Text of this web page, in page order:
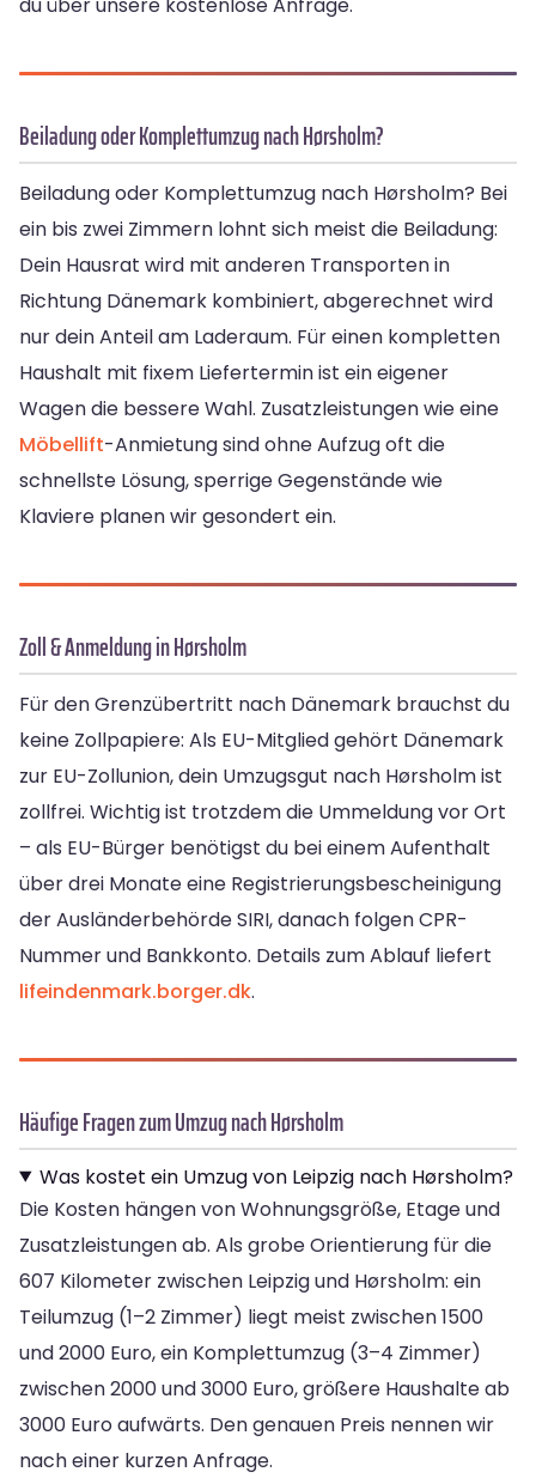
Beiladung oder Komplettumzug nach Hørsholm?
Beiladung oder Komplettumzug nach Hørsholm? Bei
ein bis zwei Zimmern lohnt sich meist die Beiladung:
Dein Hausrat wird mit anderen Transporten in
Richtung Dänemark kombiniert, abgerechnet wird
nur dein Anteil am Laderaum. Für einen kompletten
Haushalt mit fixem Liefertermin ist ein eigener
Wagen die bessere Wahl. Zusatzleistungen wie eine
Möbellift-Anmietung sind ohne Aufzug oft die
schnellste Lösung, sperrige Gegenstände wie
Klaviere planen wir gesondert ein.
Zoll & Anmeldung in Hørsholm
Für den Grenzübertritt nach Dänemark brauchst du
keine Zollpapiere: Als EU-Mitglied gehört Dänemark
zur EU-Zollunion, dein Umzugsgut nach Hørsholm ist
zollfrei. Wichtig ist trotzdem die Ummeldung vor Ort
– als EU-Bürger benötigst du bei einem Aufenthalt
über drei Monate eine Registrierungsbescheinigung
der Ausländerbehörde SIRI, danach folgen CPR-
Nummer und Bankkonto. Details zum Ablauf liefert
lifeindenmark.borger.dk.
Häufige Fragen zum Umzug nach Hørsholm
Was kostet ein Umzug von Leipzig nach Hørsholm?
Die Kosten hängen von Wohnungsgröße, Etage und
Zusatzleistungen ab. Als grobe Orientierung für die
607 Kilometer zwischen Leipzig und Hørsholm: ein
Teilumzug (1–2 Zimmer) liegt meist zwischen 1500
und 2000 Euro, ein Komplettumzug (3–4 Zimmer)
zwischen 2000 und 3000 Euro, größere Haushalte ab
3000 Euro aufwärts. Den genauen Preis nennen wir
nach einer kurzen Anfrage.